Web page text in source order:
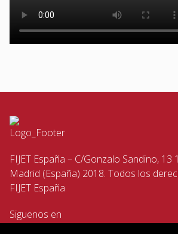
FIJET España – C/Gonzalo Sandino, 13
Madrid (España) 2018. Todos los
FIJET España
Siguenos en